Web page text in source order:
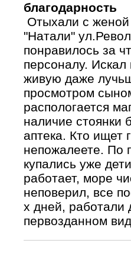
благодарность
Отыхали с
"Натали"
понравилось за
персоналу. Искал
живую даже
просмотром
распологается
наличие стоянки
аптека. Кто ищет
непожалеете. По
купались уже
работает, море
неповерил, все
х дней, работали
первозданном